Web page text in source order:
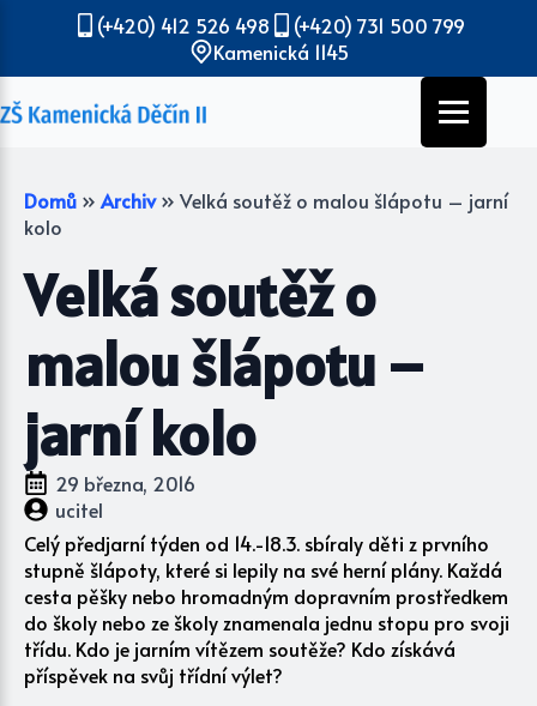
(+420) 412 526 498
(+420) 731 500 799
Kamenická 1145
Domů » Archiv » Velká soutěž o malou šlápotu – jarní
kolo
Velká soutěž o
malou šlápotu –
jarní kolo
29 března, 2016
ucitel
Celý předjarní týden od 14.-18.3. sbíraly děti z prvního
stupně šlápoty, které si lepily na své herní plány. Každá
cesta pěšky nebo hromadným dopravním prostředkem
do školy nebo ze školy znamenala jednu stopu pro svoji
třídu. Kdo je jarním vítězem soutěže? Kdo získává
příspěvek na svůj třídní výlet?